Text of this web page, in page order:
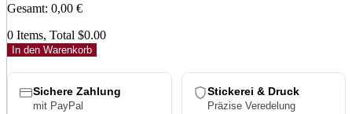
Gesamt: 0,00 €
0 Items, Total $0.00
In den Warenkorb
Sichere Zahlung
mit PayPal
Stickerei & Druck
Präzise Veredelung